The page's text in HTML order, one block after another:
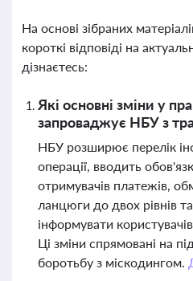
На основі зібраних
короткі відповіді на
дізнаєтесь:
Які основні зміни у
запроваджує НБУ з
НБУ розширює перелік
операції, вводить
отримувачів платежів,
ланцюги до двох рівнів
інформувати
Ці зміни спрямовані на
боротьбу з міскодингом.